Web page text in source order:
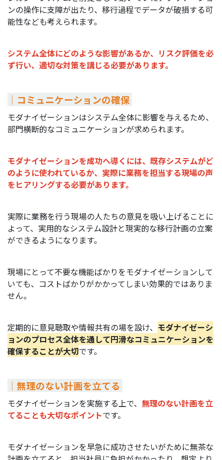
ンの操作に支障が出たり、移行過程でデータが破損する可
能性なども考えられます。
システム全体にどのような影響があるか、リスク評価を必
ず行い、適切な対策を講じる必要があります。
｜コミュニケーションの確保
モダナイゼーションはシステム全体に影響を与えるため、
部門横断的なコミュニケーションが求められます。
モダナイゼーションを成功へ導くには、既存システムがど
のように使われているか、実際に業務を担当する現場の声
をヒアリングする必要があります。
実際に業務を行う現場の人たちの意見を吸い上げることに
よって、実用的なシステム設計と現実的な移行計画の立案
ができるようになります。
現場にとって不要な機能ばかりをモダナイゼーションして
いても、コストばかりがかかってしまい効果的ではありま
せん。
定期的に意見聴取や情報共有の場を設け、 モダナイゼーシ
ョンのプロセス全体を通して円滑なコミュニケーションを
確保することが大切です。
｜無理のない計画を立てる
モダナイゼーションを実施する上で、 無理のない計画を立
てることも大切なポイントです。
モダナイゼーションを早急に成功させたいがために無茶な